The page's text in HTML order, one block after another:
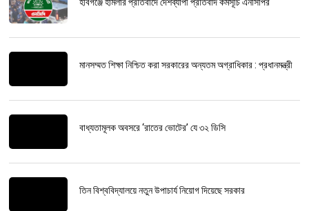
মানসম্মত শিক্ষা নিশ্চিত করা সরকারের অন্যতম অগ্রাধিকার : প্রধানমন্ত্রী
বাধ্যতামূলক অবসরে ‘রাতের ভোটের’ যে ৩২ ডিসি
তিন বিশ্ববিদ্যালয়ে নতুন উপাচার্য নিয়োগ দিয়েছে সরকার